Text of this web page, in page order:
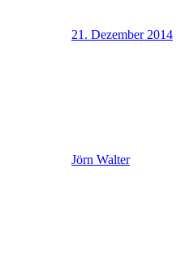
21. Dezember 2014
Jörn Walter